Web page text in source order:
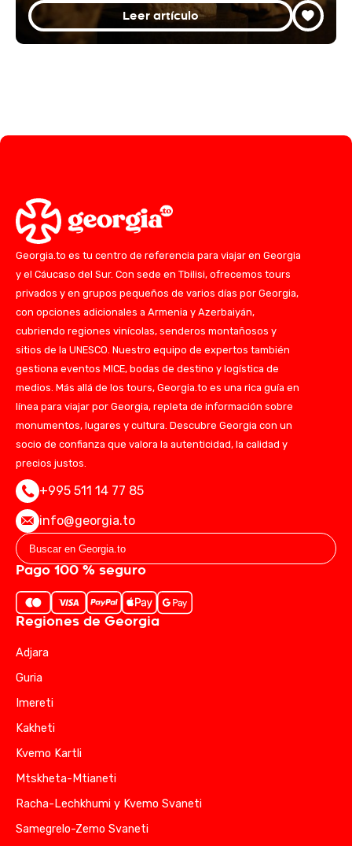
Leer artículo
Georgia.to es tu centro de referencia para viajar en Georgia
y el Cáucaso del Sur. Con sede en Tbilisi, ofrecemos tours
privados y en grupos pequeños de varios días por Georgia,
con opciones adicionales a Armenia y Azerbaiyán,
cubriendo regiones vinícolas, senderos montañosos y
sitios de la UNESCO. Nuestro equipo de expertos también
gestiona eventos MICE, bodas de destino y logística de
medios. Más allá de los tours, Georgia.to es una rica guía en
línea para viajar por Georgia, repleta de información sobre
monumentos, lugares y cultura. Descubre Georgia con un
socio de confianza que valora la autenticidad, la calidad y
precios justos.
+995 511 14 77 85
info@georgia.to
Pago 100 % seguro
Regiones de Georgia
Adjara
Guria
Imereti
Kakheti
Kvemo Kartli
Mtskheta-Mtianeti
Racha-Lechkhumi y Kvemo Svaneti
Samegrelo-Zemo Svaneti